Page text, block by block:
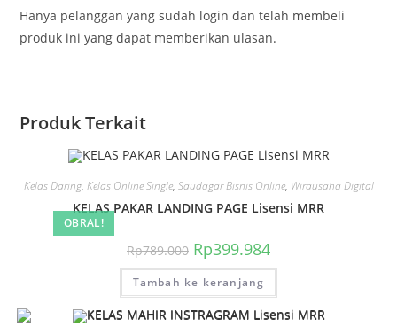
Hanya pelanggan yang sudah login dan telah membeli
produk ini yang dapat memberikan ulasan.
Produk Terkait
OBRAL!
Kelas Daring, Kelas Online Single, Saudagar Bisnis Online, Wirausaha Digital
KELAS PAKAR LANDING PAGE Lisensi MRR
Rp789.000 Harga
aslinya
adalah:
Rp789.000.
Rp399.984saat
ini
Rp399.984.
Tambah ke keranjang